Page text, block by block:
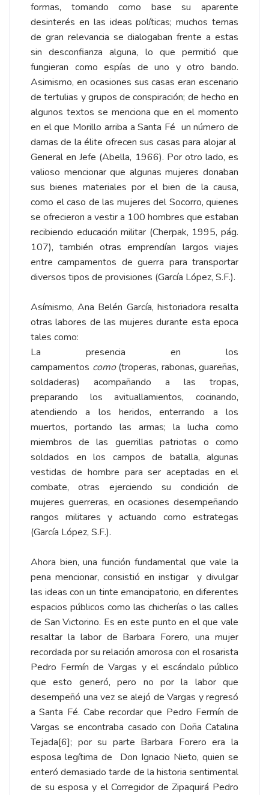
formas, tomando como base su aparente
desinterés en las ideas políticas; muchos temas
de gran relevancia se dialogaban frente a estas
sin desconfianza alguna, lo que permitió que
fungieran como espías de uno y otro bando.
Asimismo, en ocasiones sus casas eran escenario
de tertulias y grupos de conspiración; de hecho en
algunos textos se menciona que en el momento
en el que Morillo arriba a Santa Fé un número de
damas de la élite ofrecen sus casas para alojar al
General en Jefe (Abella, 1966). Por otro lado, es
valioso mencionar que algunas mujeres donaban
sus bienes materiales por el bien de la causa,
como el caso de las mujeres del Socorro, quienes
se ofrecieron a vestir a 100 hombres que estaban
recibiendo educación militar (Cherpak, 1995, pág.
107), también otras emprendían largos viajes
entre campamentos de guerra para transportar
diversos tipos de provisiones (García López, S.F.).
Asímismo, Ana Belén García, historiadora resalta
otras labores de las mujeres durante esta epoca
tales como:
La presencia en los
campamentos como(troperas, rabonas, guareñas,
soldaderas) acompañando a las tropas,
preparando los avituallamientos, cocinando,
atendiendo a los heridos, enterrando a los
muertos, portando las armas; la lucha como
miembros de las guerrillas patriotas o como
soldados en los campos de batalla, algunas
vestidas de hombre para ser aceptadas en el
combate, otras ejerciendo su condición de
mujeres guerreras, en ocasiones desempeñando
rangos militares y actuando como estrategas
(García López, S.F.).
Ahora bien, una función fundamental que vale la
pena mencionar, consistió en instigar y divulgar
las ideas con un tinte emancipatorio, en diferentes
espacios públicos como las chicherías o las calles
de San Victorino. Es en este punto en el que vale
resaltar la labor de Barbara Forero, una mujer
recordada por su relación amorosa con el rosarista
Pedro Fermín de Vargas y el escándalo público
que esto generó, pero no por la labor que
desempeñó una vez se alejó de Vargas y regresó
a Santa Fé. Cabe recordar que Pedro Fermín de
Vargas se encontraba casado con Doña Catalina
Tejada[6]; por su parte Barbara Forero era la
esposa legítima de Don Ignacio Nieto, quien se
enteró demasiado tarde de la historia sentimental
de su esposa y el Corregidor de Zipaquirá Pedro